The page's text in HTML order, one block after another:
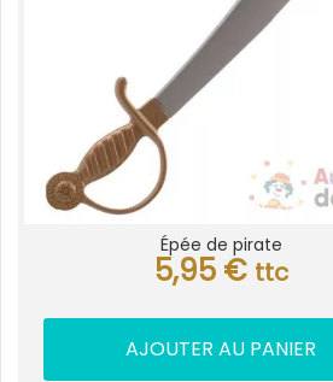
Épée de pirate
5,95 € ttc
AJOUTER AU PANIER